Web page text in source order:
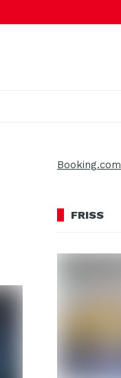
Booking.com
FRISS